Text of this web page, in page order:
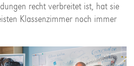
recht verbreitet ist, hat sie
Klassenzimmer noch immer